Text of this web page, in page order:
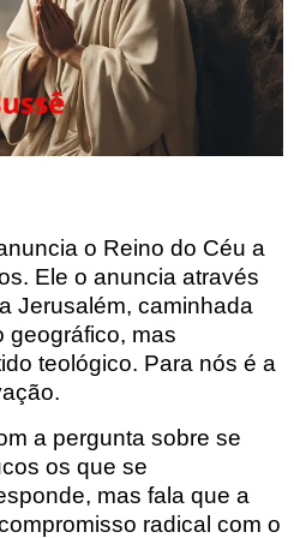
o Reino do Céu a
Ele o anuncia através
Jerusalém, caminhada
geográfico, mas
teológico. Para nós é a
a pergunta sobre se
os que se
mas fala que a
radical com o